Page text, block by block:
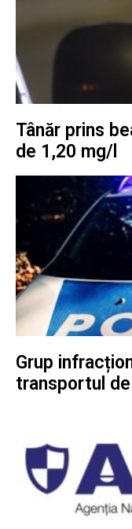
Tânăr prins
de 1,20 mg/l
Grup
transportul